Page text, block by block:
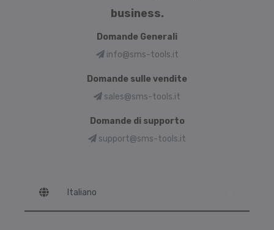
business.
Domande Generali
info@sms-tools.it
Domande sulle vendite
sales@sms-tools.it
Domande di supporto
support@sms-tools.it